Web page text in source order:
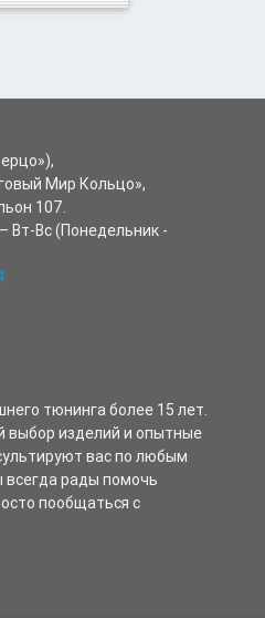
Мир Кольцо»,
107.
–Вт-Вс(Понедельник -
тюнинга более 15 лет.
выбор изделий и опытные
вас по любым
рады помочь
пообщаться с